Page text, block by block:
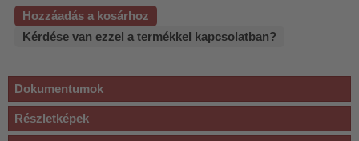
Hozzáadás a kosárhoz
Kérdése van ezzel a termékkel kapcsolatban?
Dokumentumok
Részletképek